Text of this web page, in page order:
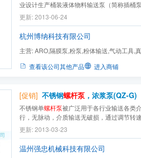
业设计生产桶装液体物料输送泵（简称插桶
行业中处于技术***地位。成立至今规模迅速
国、瑞士荷兰、奥地利都有子公司（工厂）
的需要。
更新: 2013-06-24
杭州博纳科技有限公司
主营:ARO,隔膜泵,粉泵,粉体输送,气动工具,
查看该公司其他产品 进入商铺
[促销] 不锈钢螺杆泵 ，浓浆泵(QZ-G)
不锈钢单螺杆泵被广泛用于各行业输送各类
行，无脉动，介质输送无破损，通过调节转
的目的。
更新: 2013-03-23
温州强忠机械科技有限公司